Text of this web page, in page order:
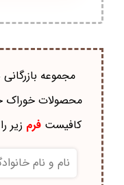
مجموعه
محصولات خوراک
کافیستفرم زیر
نام
و